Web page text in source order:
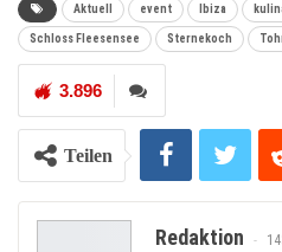
Aktuell event Ibiza
Schloss Fleesensee Sternekoch
3.896
Teilen
Redaktion